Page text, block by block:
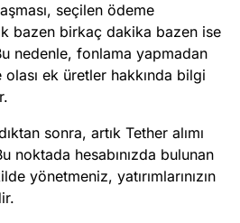
seçilen ödeme
bazen birkaç dakika bazen ise
nedenle, fonlama yapmadan
ek üretler hakkında bilgi
sonra, artık Tether alımı
noktada hesabınızda bulunan
yönetmeniz, yatırımlarınızın